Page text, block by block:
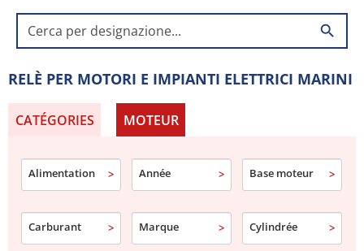
COMPATIBILITÀ CON IMPIANTI MARINI
Adatti per motori, pompe, verricelli e altre
apparecchiature nautiche, i nostri relè si integrano
facilmente nell'impianto elettrico della barca.
search
RELÈ PER MOTORI E IMPIANTI ELETTRICI MARINI
CATÉGORIES MOTEUR
Alimentation Année Base moteur
Carburant Marque Cylindrée